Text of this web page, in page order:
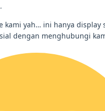
kami yah… ini hanya display
dengan menghubungi